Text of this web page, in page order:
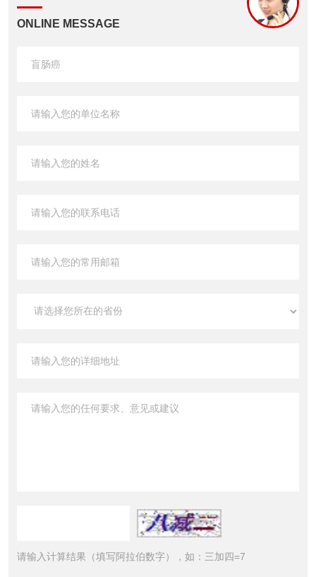
ONLINE MESSAGE
请输入计算结果（填写阿拉伯数字），如：三加四=7